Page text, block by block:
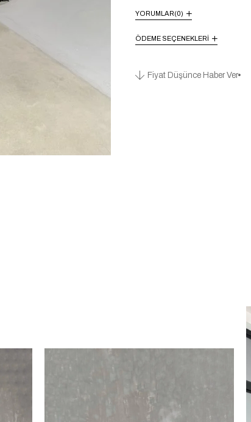
YORUMLAR(0)
ÖDEME SEÇENEKLERI
Fiyat Düşünce Haber Ver